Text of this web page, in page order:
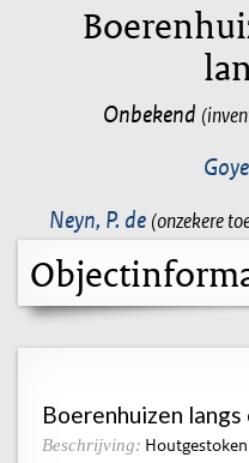
Onbekend
Neyn, P. de (onzekere
Boerenhuizen
Beschrijving: